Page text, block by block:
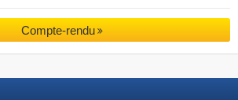
Compte-rendu